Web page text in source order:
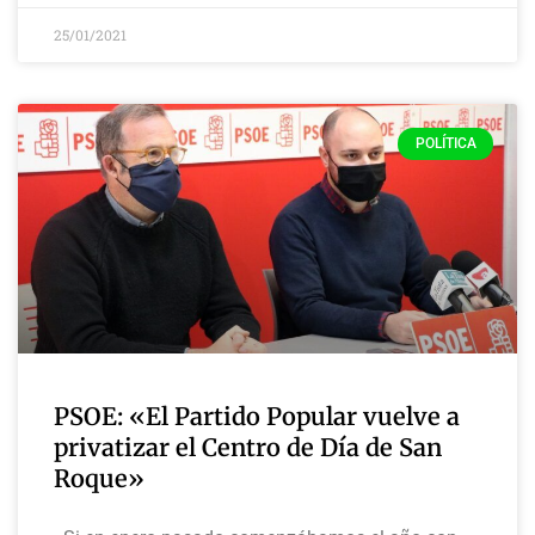
25/01/2021
POLÍTICA
PSOE: «El Partido Popular vuelve a
privatizar el Centro de Día de San
Roque»